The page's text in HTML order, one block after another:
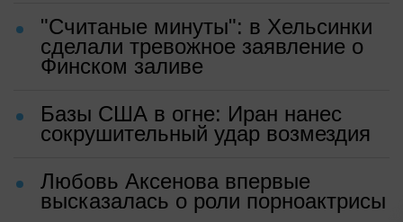
"Считаные минуты": в Хельсинки
сделали тревожное заявление о
Финском заливе
Базы США в огне: Иран нанес
сокрушительный удар возмездия
Любовь Аксенова впервые
высказалась о роли порноактрисы